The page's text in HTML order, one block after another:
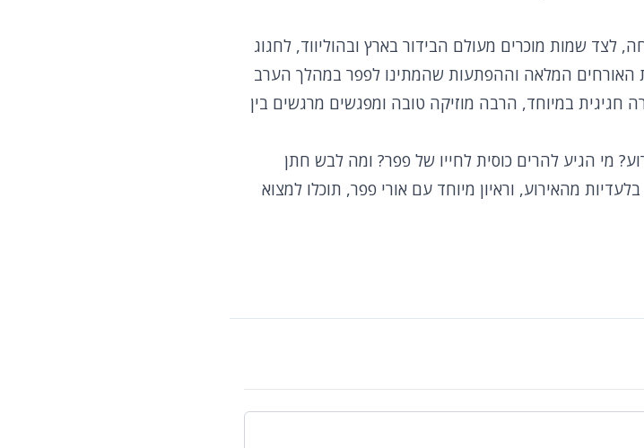
ובני משפחה, לצד שמות מוכרים מעולם הבידור בארץ ובהוליווד, לחגוג
המלאה וההפתעות שהמתינו לפפר במהלך הערב
חגיגית במיוחד, הרבה מוזיקה טובה ומפגשים מרגשים בין
מי הגיע להרים כוסית לחייו של פפר? ומה לבש חתן
מהאירוע, וראיון מיוחד עם אורי פפר, תוכלו למצוא